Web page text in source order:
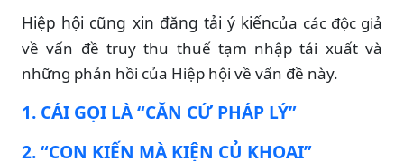
Hiệp hội cũng xin đăng tải ý kiếncủa các độc giả
về vấn đề truy thu thuế tạm nhập tái xuất và
những phản hồi của Hiệp hội về vấn đề này.
1. CÁI GỌI LÀ “CĂN CỨ PHÁP LÝ”
2. “CON KIẾN MÀ KIỆN CỦ KHOAI”